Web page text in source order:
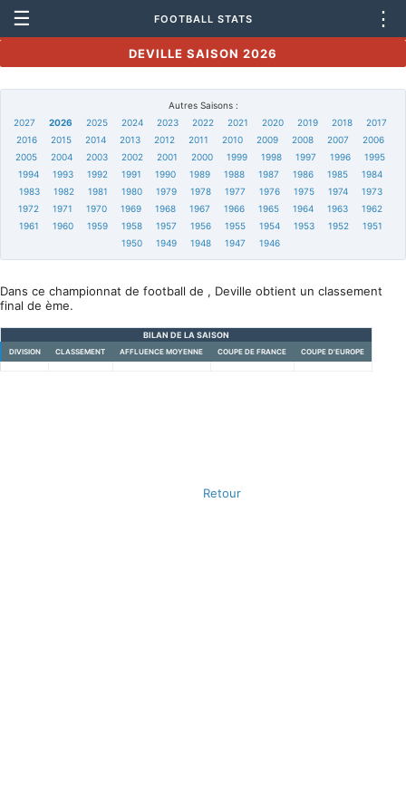
☰ FOOTBALL STATS ⋮
DEVILLE SAISON 2026
Autres Saisons :
2027
2026 2025 2024 2023 2022 2021 2020 2019 2018
2017
2016
2015 2014 2013 2012 2011 2010 2009 2008 2007
2006
2005
2004 2003 2002 2001 2000 1999 1998 1997 1996
1995
1994
1993 1992 1991 1990 1989 1988 1987 1986 1985
1984
1983
1982 1981 1980 1979 1978 1977 1976 1975 1974
1973
1972
1971 1970 1969 1968 1967 1966 1965 1964 1963
1962
1961
1960 1959 1958 1957 1956 1955 1954 1953 1952
1951
1950
1949 1948 1947 1946
Dans ce championnat de football de , Deville obtient un classement
final de ème.
BILAN DE LA SAISON
DIVISION CLASSEMENT AFFLUENCE MOYENNE COUPE DE FRANCE COUPE D'EUROPE
Retour